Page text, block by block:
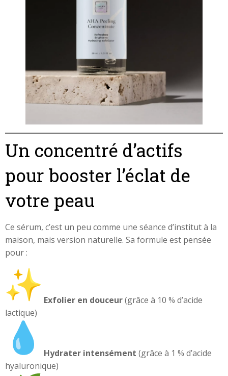
Un concentré d’actifs
pour booster l’éclat de
votre peau
Ce sérum, c’est un peu comme une séance d’institut à la
maison, mais version naturelle. Sa formule est pensée
pour :
Exfolier en douceur(grâce à 10 % d’acide
lactique)
Hydrater intensément (grâce à 1 % d’acide
hyaluronique)